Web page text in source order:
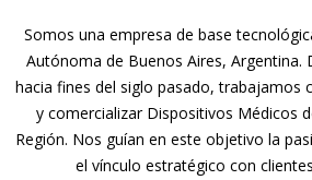
Somos una empresa de base
Autónoma de Buenos Aires, Argentina.
hacia fines del siglo pasado, trabajamos
y comercializar Dispositivos Médicos
Región. Nos guían en este objetivo la
el vínculo estratégico con